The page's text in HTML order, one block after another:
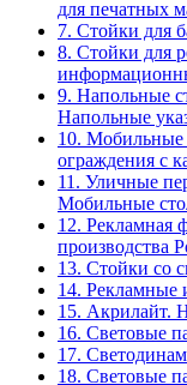
для печатных
7. Стойки для
8. Стойки для
9. Напольные
Напольные
10. Мобильные
ограждения с
11. Уличные
Мобильные
12. Рекламная
производства
13. Стойки со
14. Рекламные
15. Акрилайт.
16. Световые
17.
18. Световые